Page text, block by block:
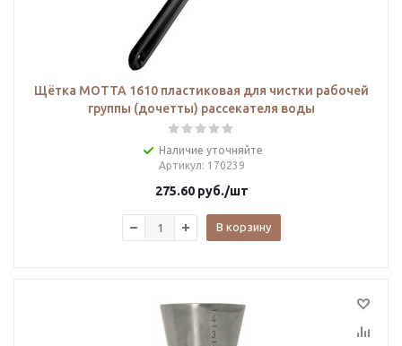
Щётка MOTTA 1610 пластиковая для чистки рабочей
группы (дочетты) рассекателя воды
Наличие уточняйте
Артикул: 170239
275.60руб./шт
В корзину